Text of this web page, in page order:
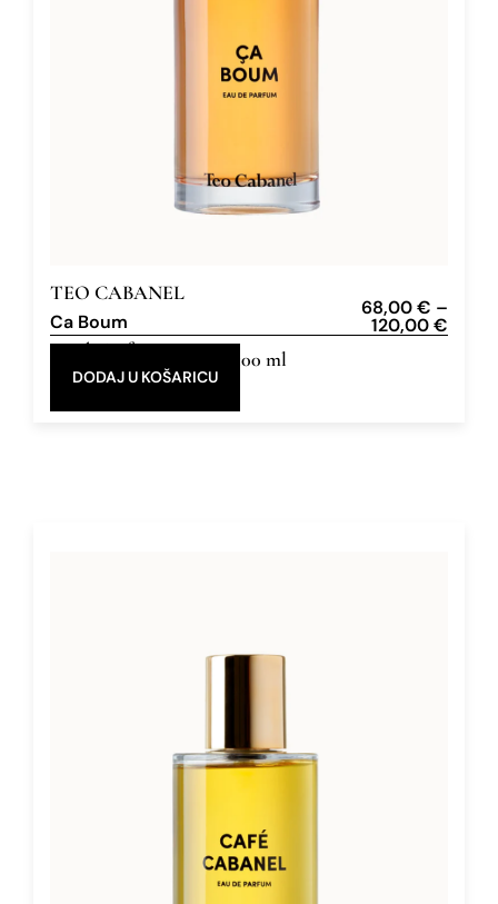
TEO CABANEL
Ca Boum
68,00€ –
120,00€
Eau de Parfum 30 ml, 100 ml
DODAJ U KOŠARICU